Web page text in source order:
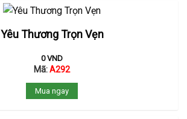
Yêu Thương Trọn Vẹn
0VND
Mã:A292
Mua ngay